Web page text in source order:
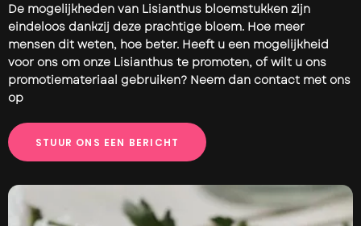
De mogelijkheden van Lisianthus bloemstukken zijn
eindeloos dankzij deze prachtige bloem. Hoe meer
mensen dit weten, hoe beter. Heeft u een mogelijkheid
voor ons om onze Lisianthus te promoten, of wilt u ons
promotiemateriaal gebruiken? Neem dan contact met ons
op
STUUR ON S EEN BERI CHT